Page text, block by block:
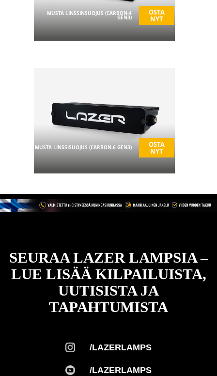
MUSTA LINSSINSUOJUS (CARBON-4
GEN3)
OSTA
NYT
MUSTA LINSSISUOJUS (CARBON-6 GEN3) OSTA
NYT
SEURAA LAZER LAMPSIA –
LUE LISÄÄ KILPAILUISTA,
UUTISISTA JA
TAPAHTUMISTA
/LAZERLAMPS
/LAZERLAMPS